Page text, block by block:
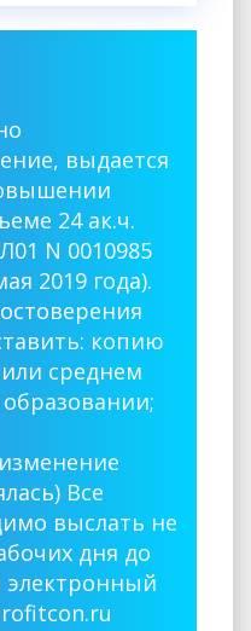
выдается
24 ак.ч.
N 0010985
2019 года).
копию
среднем
Все
выслать не
дня до
электронный